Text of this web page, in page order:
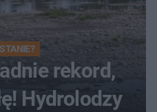
rekord,
Hydrolodzy